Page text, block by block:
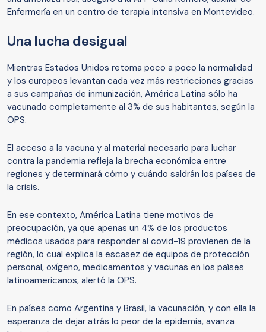
Enfermería en un centro de terapia intensiva en Montevideo.
Una lucha desigual
Mientras Estados Unidos retoma poco a poco la normalidad
y los europeos levantan cada vez más restricciones gracias
a sus campañas de inmunización, América Latina sólo ha
vacunado completamente al 3% de sus habitantes, según la
OPS.
El acceso a la vacuna y al material necesario para luchar
contra la pandemia refleja la brecha económica entre
regiones y determinará cómo y cuándo saldrán los países de
la crisis.
En ese contexto, América Latina tiene motivos de
preocupación, ya que apenas un 4% de los productos
médicos usados para responder al covid-19 provienen de la
región, lo cual explica la escasez de equipos de protección
personal, oxígeno, medicamentos y vacunas en los países
latinoamericanos, alertó la OPS.
En países como Argentina y Brasil, la vacunación, y con ella la
esperanza de dejar atrás lo peor de la epidemia, avanza